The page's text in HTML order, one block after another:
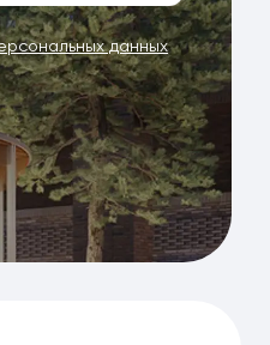
данных